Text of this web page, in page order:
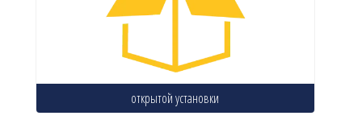
открытой установки